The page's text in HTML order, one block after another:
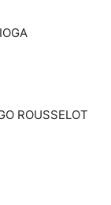
ROUSSELOT